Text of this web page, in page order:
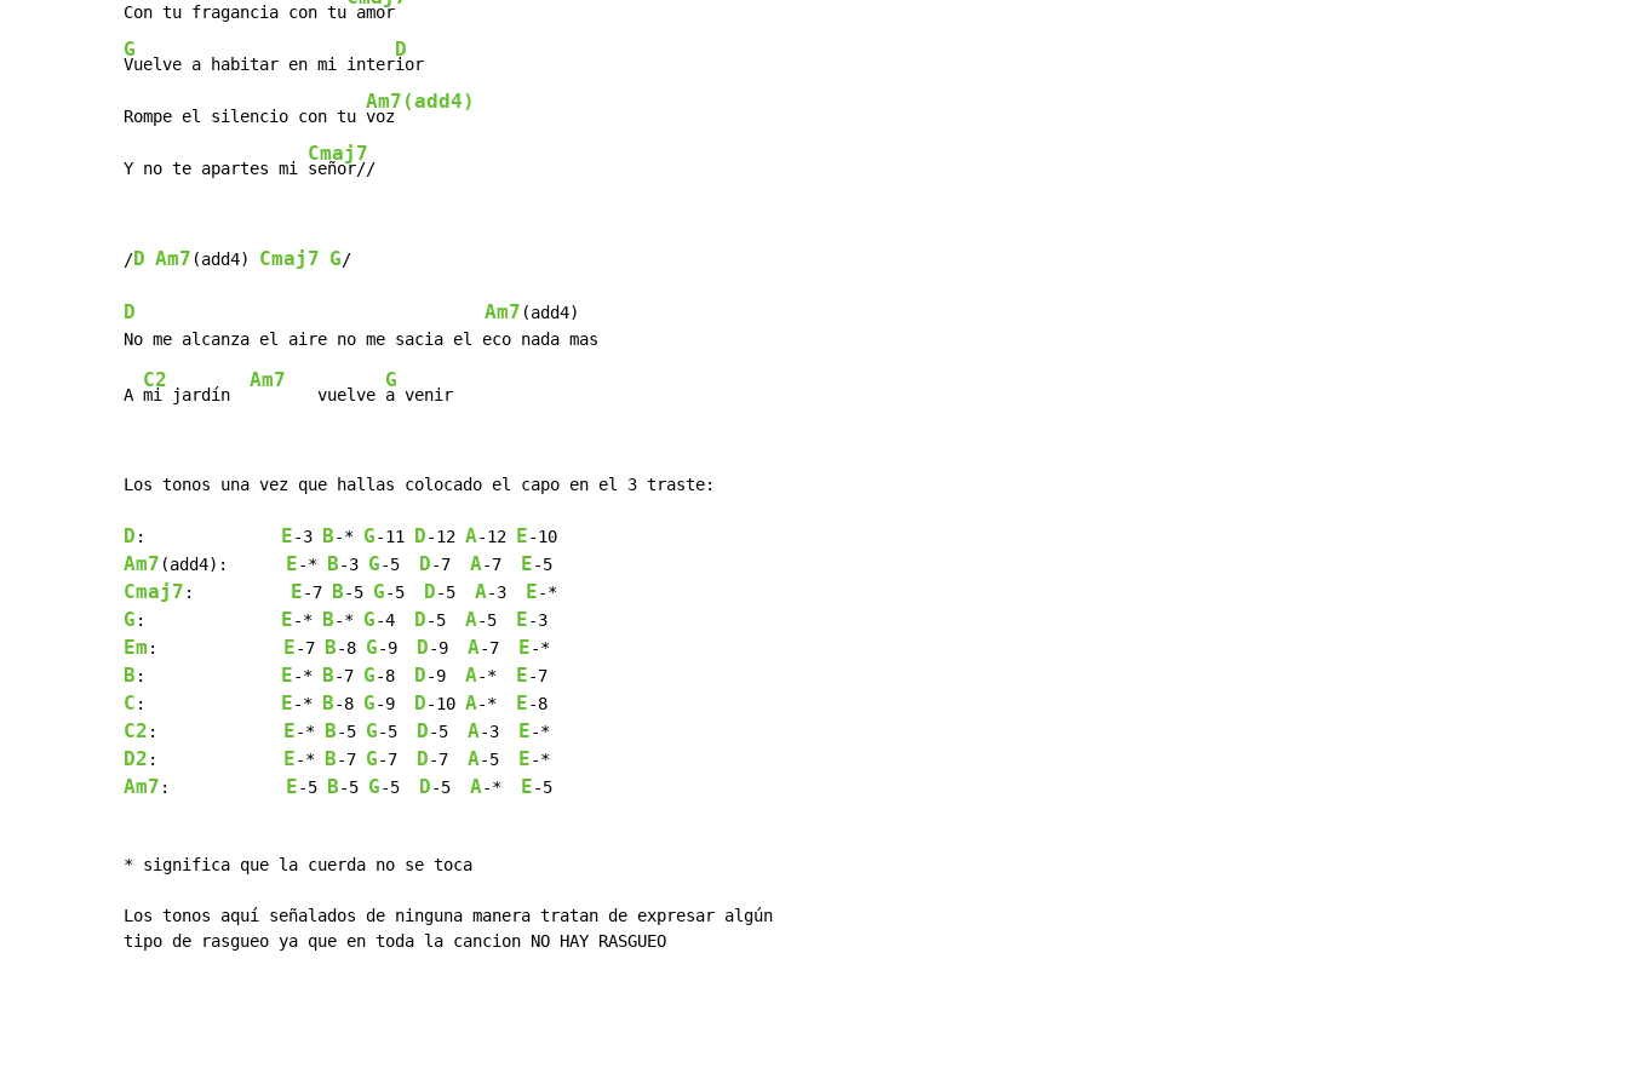
Con tu fragancia con tu
G
Vuelve a habitar en mi inter
D
ior
Rompe el silencio con tu
Am7(add4)
voz
Y no te apartes mi
Cmaj7
señor//
/D Am7 (add4) Cmaj7 G/
D Am7 (add4)
A
C2
mi jardín
Am7
       vuelve
G
Los tonos una vez que hallas colocado el capo en el 3 traste:
D : E-3 B-* G-11 D-12 A-12 E
Am7 (add4): E-* B-3 G-5 D-7 A-7 E
Cmaj7 : E-7 B-5 G-5 D-5 A-3 E
G : E-* B-* G-4 D-5 A-5 E
Em : E-7 B-8 G-9 D-9 A-7 E
B : E-* B-7 G-8 D-9 A-* E
C : E-* B-8 G-9 D-10 A-* E
C2 : E-* B-5 G-5 D-5 A-3 E
D2 : E-* B-7 G-7 D-7 A-5 E
Am7 : E-5 B-5 G-5 D-5 A-* E-5
* significa que la cuerda no se toca
Los tonos aquí señalados de ninguna manera tratan de expresar algún
tipo de rasgueo ya que en toda la cancion NO HAY RASGUEO